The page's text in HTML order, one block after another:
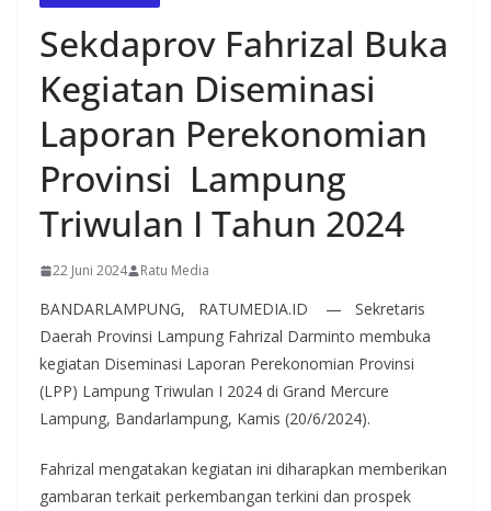
Sekdaprov Fahrizal Buka
Kegiatan Diseminasi
Laporan Perekonomian
Provinsi Lampung
Triwulan I Tahun 2024
22 Juni 2024 Ratu Media
BANDARLAMPUNG, RATUMEDIA.ID — Sekretaris
Daerah Provinsi Lampung Fahrizal Darminto membuka
kegiatan Diseminasi Laporan Perekonomian Provinsi
(LPP) Lampung Triwulan I 2024 di Grand Mercure
Lampung, Bandarlampung, Kamis (20/6/2024).
Fahrizal mengatakan kegiatan ini diharapkan memberikan
gambaran terkait perkembangan terkini dan prospek